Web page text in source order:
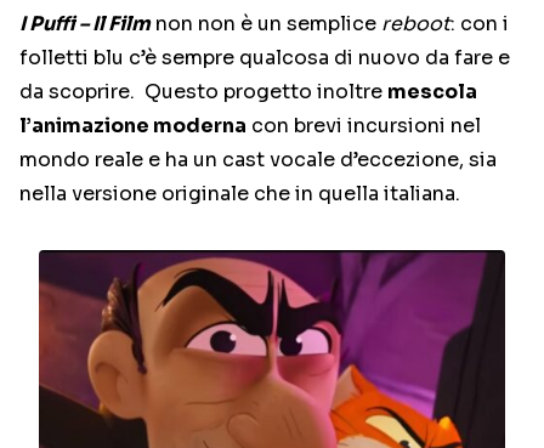
I Puffi – Il Film non non è un semplice reboot: con i
folletti blu c’è sempre qualcosa di nuovo da fare e
da scoprire. Questo progetto inoltre mescola
l’animazione moderna con brevi incursioni nel
mondo reale e ha un cast vocale d’eccezione, sia
nella versione originale che in quella italiana.